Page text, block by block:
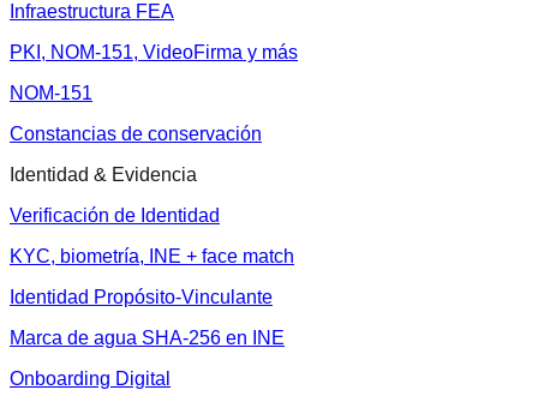
Infraestructura FEA
PKI, NOM-151, VideoFirma y más
NOM-151
Constancias de conservación
Identidad & Evidencia
Verificación de Identidad
KYC, biometría, INE + face match
Identidad Propósito-Vinculante
Marca de agua SHA-256 en INE
Onboarding Digital